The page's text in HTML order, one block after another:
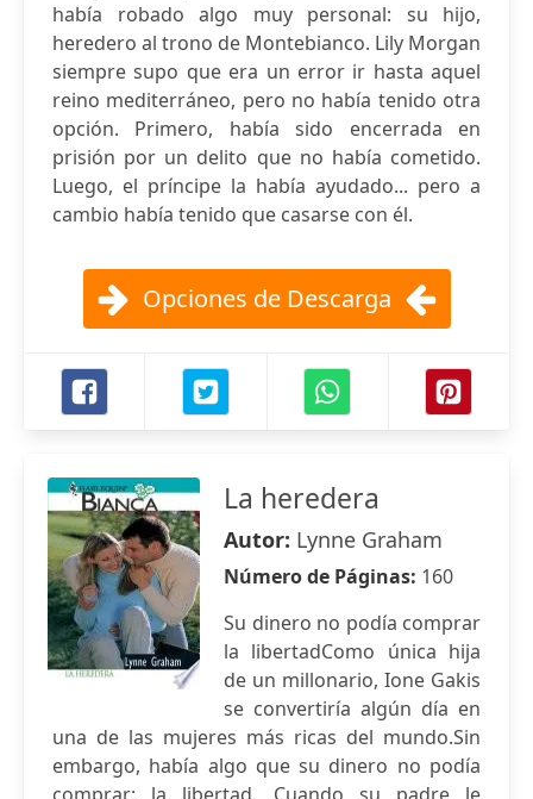
había robado algo muy personal: su hijo,
heredero al trono de Montebianco. Lily Morgan
siempre supo que era un error ir hasta aquel
reino mediterráneo, pero no había tenido otra
opción. Primero, había sido encerrada en
prisión por un delito que no había cometido.
Luego, el príncipe la había ayudado... pero a
cambio había tenido que casarse con él.
Opciones de Descarga
La heredera
Autor: Lynne Graham
Número de Páginas: 160
Su dinero no podía comprar
la libertadComo única hija
de un millonario, Ione Gakis
se convertiría algún día en
una de las mujeres más ricas del mundo.Sin
embargo, había algo que su dinero no podía